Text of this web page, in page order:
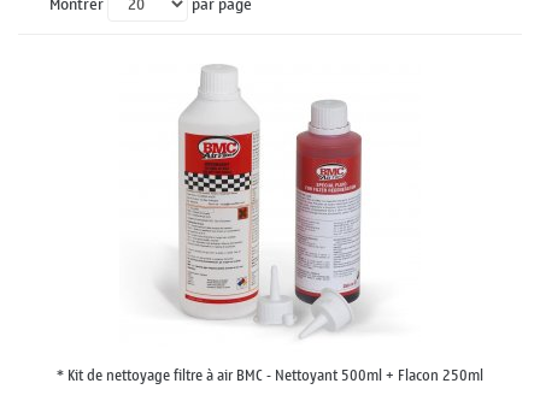
* Kit de nettoyage filtre à air BMC - Nettoyant 500ml + Flacon 250ml